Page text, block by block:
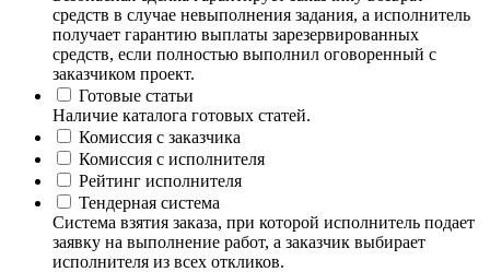
средств в случае невыполнения задания, а исполнитель
получает гарантию выплаты зарезервированных
средств, если полностью выполнил оговоренный с
заказчиком проект.
Готовые статьи
Наличие каталога готовых статей.
Комиссия с заказчика
Комиссия с исполнителя
Рейтинг исполнителя
Тендерная система
Система взятия заказа, при которой исполнитель подает
заявку на выполнение работ, а заказчик выбирает
исполнителя из всех откликов.